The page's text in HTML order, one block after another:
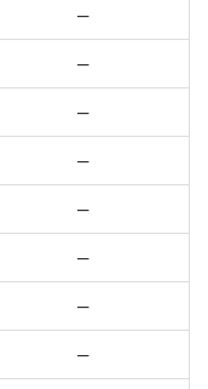
–
–
–
–
–
–
–
–